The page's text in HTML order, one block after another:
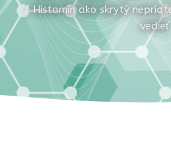
Histamín ako skrytý
vedieť